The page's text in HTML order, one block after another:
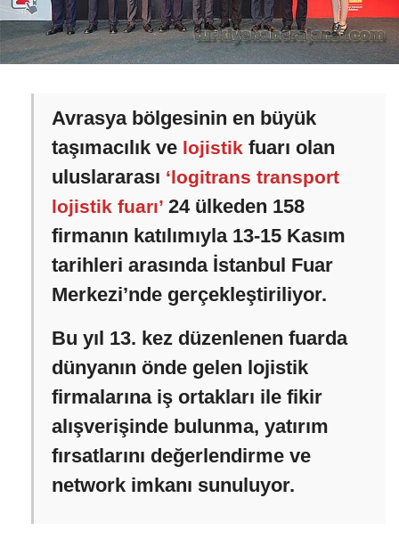
Avrasya bölgesinin en büyük
taşımacılık ve lojistik fuarı olan
uluslararası ‘logitrans transport
lojistik fuarı’ 24 ülkeden 158
firmanın katılımıyla 13-15 Kasım
tarihleri arasında İstanbul Fuar
Merkezi’nde gerçekleştiriliyor.
Bu yıl 13. kez düzenlenen fuarda
dünyanın önde gelen lojistik
firmalarına iş ortakları ile fikir
alışverişinde bulunma, yatırım
fırsatlarını değerlendirme ve
network imkanı sunuluyor.